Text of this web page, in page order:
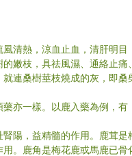
清熱，涼血止血，清肝明
嫩枝，具祛風濕、通絡止
連桑樹莖枝燒成的灰，即桑
亦一樣。以鹿入藥為例，有
陽，益精髓的作用。鹿茸
。鹿角是梅花鹿或馬鹿已